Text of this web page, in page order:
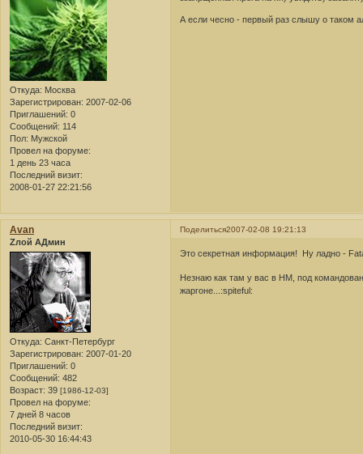
Откуда: Москва
Зарегистрирован: 2007-02-06
Приглашений: 0
Сообщений: 114
Пол: Мужской
Провел на форуме:
1 день 23 часа
Последний визит:
2008-01-27 22:21:56
А если чесно - первый раз слышу о таком
Поделиться2007-02-08 19:21:13
Avan
Zлой АДмин
Откуда: Санкт-Петербург
Зарегистрирован: 2007-01-20
Приглашений: 0
Сообщений: 482
Возраст: 39 [1986-12-03]
Провел на форуме:
7 дней 8 часов
Последний визит:
2010-05-30 16:44:43
Это секретная информация! Ну ладно -
Незнаю как там у вас в НМ, под
жаргоне...:spiteful: